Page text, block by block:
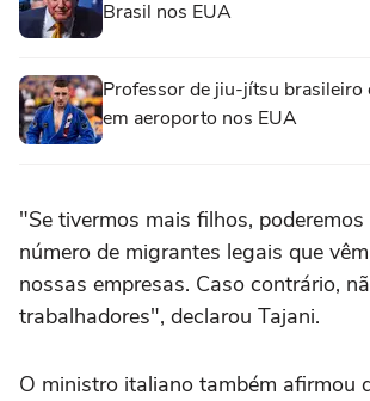
Brasil nos EUA
Professor de jiu-jítsu brasileiro
em aeroporto nos EUA
"Se tivermos mais filhos,
número de migrantes legais que
nossas empresas. Caso contrário,
trabalhadores", declarou Tajani.
O ministro italiano também afirmou